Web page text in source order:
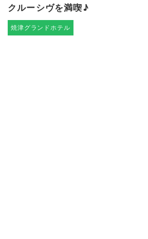
クルーシヴを満喫♪
焼津グランドホテル